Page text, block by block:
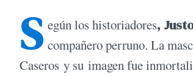
S egún los historiadores,
compañero perruno. La
Caseros y su imagen fue